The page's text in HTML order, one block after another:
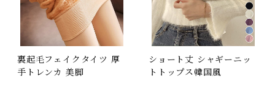
裏起毛フェイクタイツ 厚
手トレンカ 美脚
ショート丈 シャギーニッ
トトップス韓国風